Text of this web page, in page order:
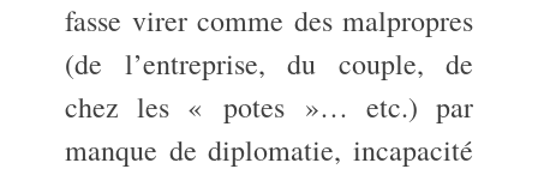
fasse virer comme des malpropres
(de l’entreprise, du couple, de
chez les « potes »… etc.) par
manque de diplomatie, incapacité